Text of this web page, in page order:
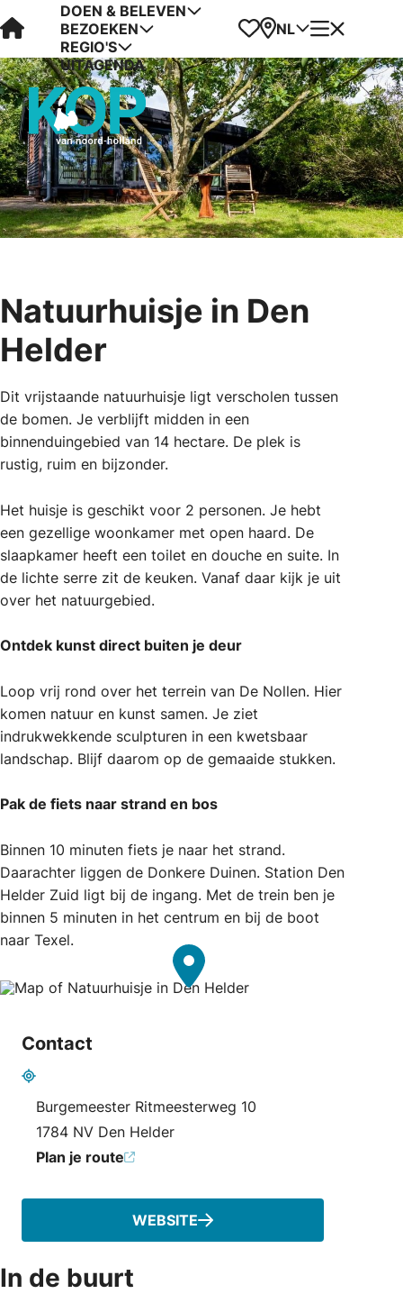
Visit Kop van Holland
DOEN & BELEVEN
BEZOEKEN
REGIO'S
UITAGENDA
Favorieten
Kaart
NL Menu
Natuurhuisje in Den
Helder
Dit vrijstaande natuurhuisje ligt verscholen tussen
de bomen. Je verblijft midden in een
binnenduingebied van 14 hectare. De plek is
rustig, ruim en bijzonder.
Het huisje is geschikt voor 2 personen. Je hebt
een gezellige woonkamer met open haard. De
slaapkamer heeft een toilet en douche en suite. In
de lichte serre zit de keuken. Vanaf daar kijk je uit
over het natuurgebied.
Ontdek kunst direct buiten je deur
Loop vrij rond over het terrein van De Nollen. Hier
komen natuur en kunst samen. Je ziet
indrukwekkende sculpturen in een kwetsbaar
landschap. Blijf daarom op de gemaaide stukken.
Pak de fiets naar strand en bos
Binnen 10 minuten fiets je naar het strand.
Daarachter liggen de Donkere Duinen. Station Den
Helder Zuid ligt bij de ingang. Met de trein ben je
binnen 5 minuten in het centrum en bij de boot
naar Texel.
Contact
Burgemeester Ritmeesterweg 10
1784 NV Den Helder
Plan je route
WEBSITE
In de buurt